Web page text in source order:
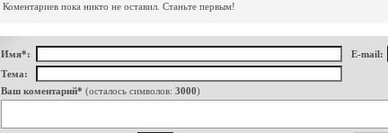
Коментариев пока никто не оставил. Станьте первым!
Имя*: E-mail:
Тема:
Ваш коментарий* (осталось символов: 3000)